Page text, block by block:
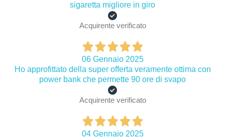
sigaretta migliore in giro
Acquirente verificato
06 Gennaio 2025
Ho approfittato della super offerta veramente ottima con
power bank che permette 90 ore di svapo
Acquirente verificato
04 Gennaio 2025